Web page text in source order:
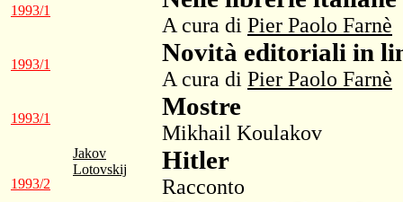
1993/1
A cura di Pier Paolo Farnè
1993/1 Novità editoriali in
A cura di Pier Paolo Farnè
1993/1 Mostre
Mikhail Koulakov
1993/2
Jakov
Lotovskij
Hitler
Racconto